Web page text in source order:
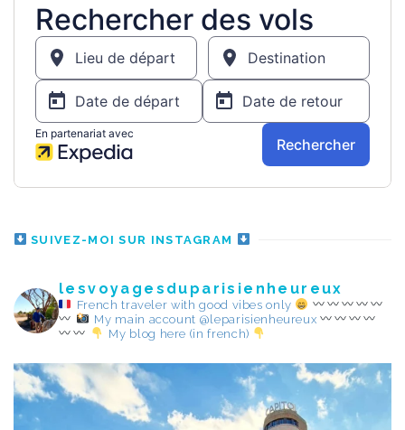
SUIVEZ-MOI SUR INSTAGRAM
lesvoyagesduparisienheureux
French traveler with good vibes only
My main account @leparisienheureux
My blog here (in french)